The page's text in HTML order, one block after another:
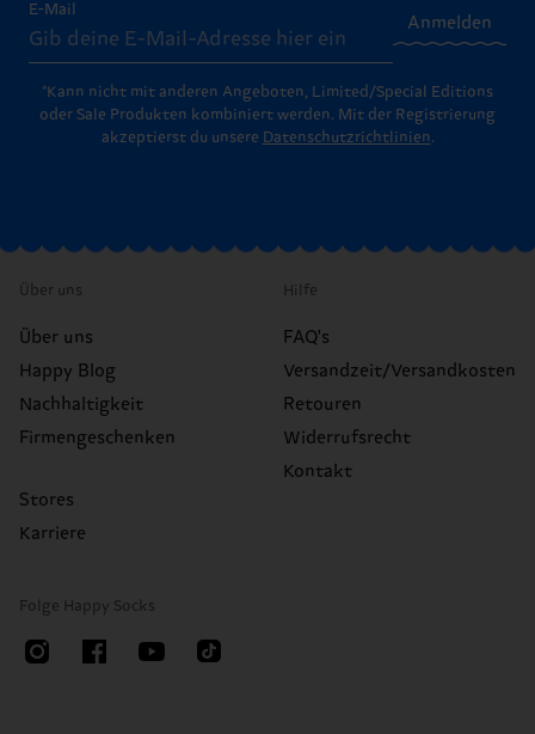
E-Mail
Anmelden
*Kann nicht mit anderen Angeboten, Limited/Special Editions
oder Sale Produkten kombiniert werden. Mit der Registrierung
akzeptierst du unsere Datenschutzrichtlinien.
Über uns
Über uns
Happy Blog
Nachhaltigkeit
Firmengeschenken
Stores
Karriere
Hilfe
FAQ's
Versandzeit/Versandkosten
Retouren
Widerrufsrecht
Kontakt
Folge Happy Socks